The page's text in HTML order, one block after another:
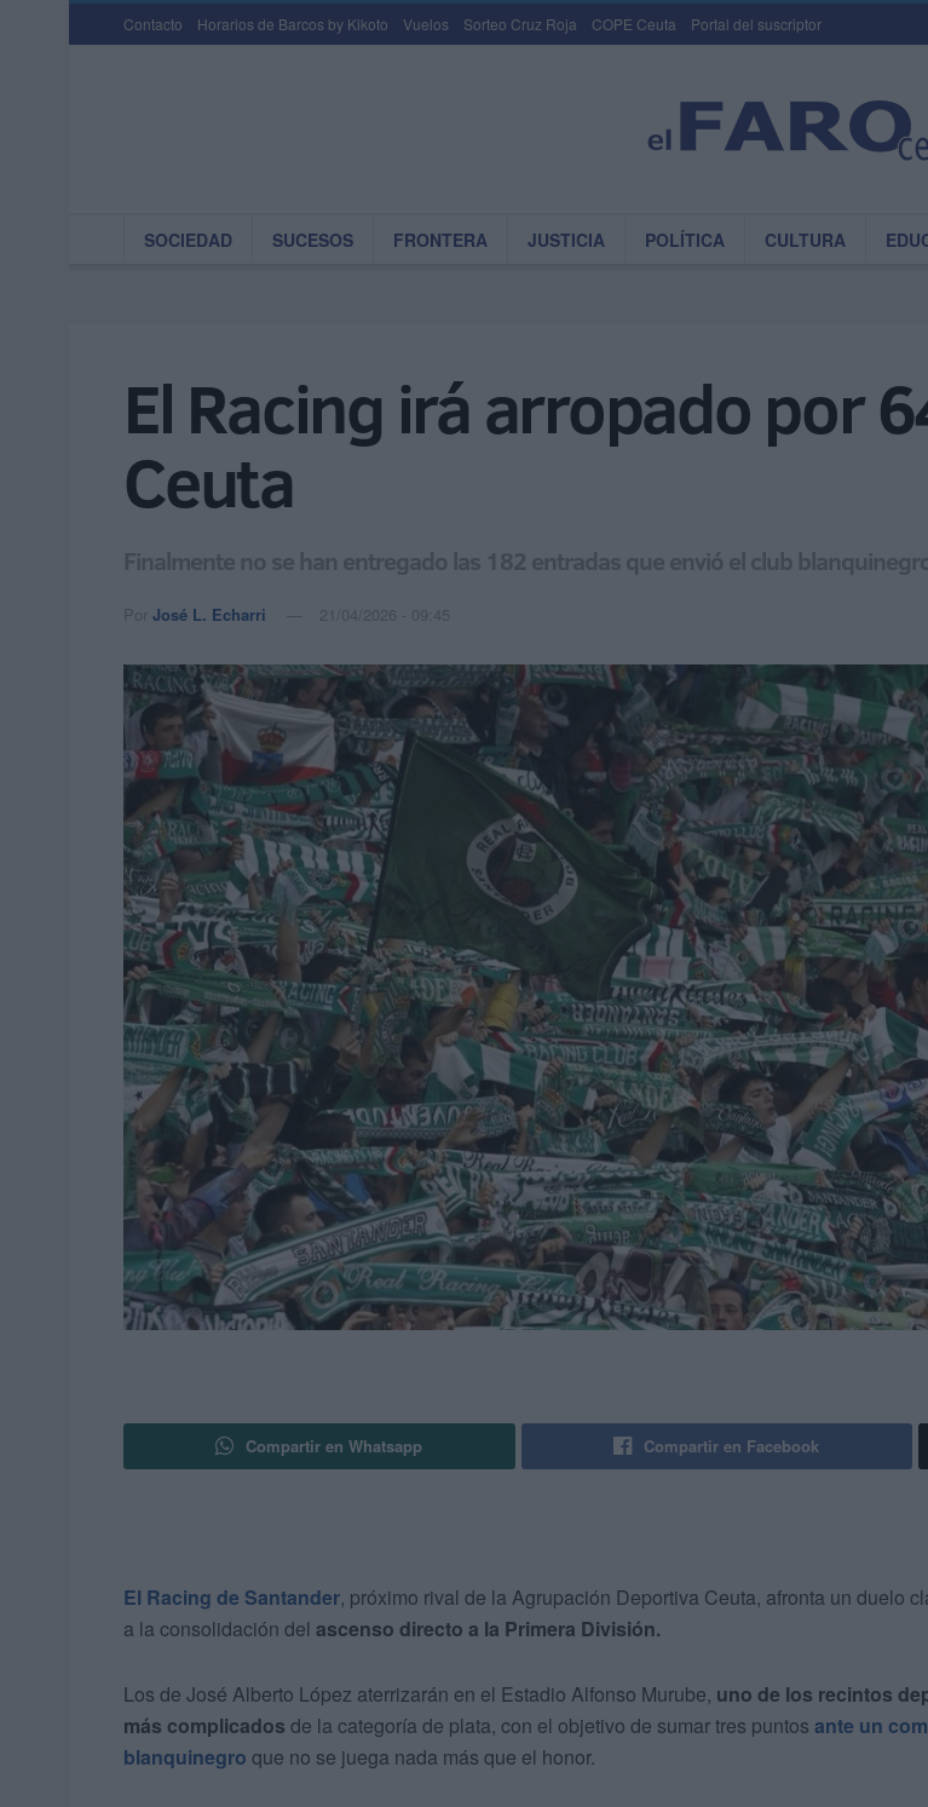
Contacto Horarios de Barcos by Kikoto Vuelos Sorteo Cruz Roja COPE Ceuta Portal del suscriptor
SOCIEDAD SUCESOS FRONTERA JUSTICIA POLÍTICA CULTURA
El Racing irá arropado por
Ceuta
Finalmente no se han entregado las 182 entradas que envió el club
Por José L. Echarri 21/04/2026 - 09:45
Compartir en Whatsapp Compartir en Facebook
El Racing de Santander, próximo rival de la Agrupación Deportiva Ceuta, afronta un duelo
a la consolidación del ascenso directo a la Primera División.
Los de José Alberto López aterrizarán en el Estadio Alfonso Murube, uno de los recintos
más complicados de la categoría de plata, con el objetivo de sumar tres puntos ante un
blanquinegro que no se juega nada más que el honor.